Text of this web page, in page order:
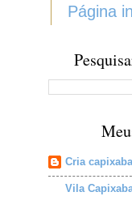
Página
Cria capixaba
Vila